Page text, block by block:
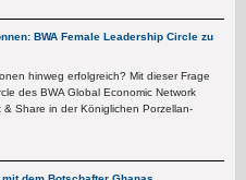
BWA Female Leadership Circle zu
hinweg erfolgreich? Mit dieser Frage
des BWA Global Economic Network
Share in der Königlichen Porzellan-